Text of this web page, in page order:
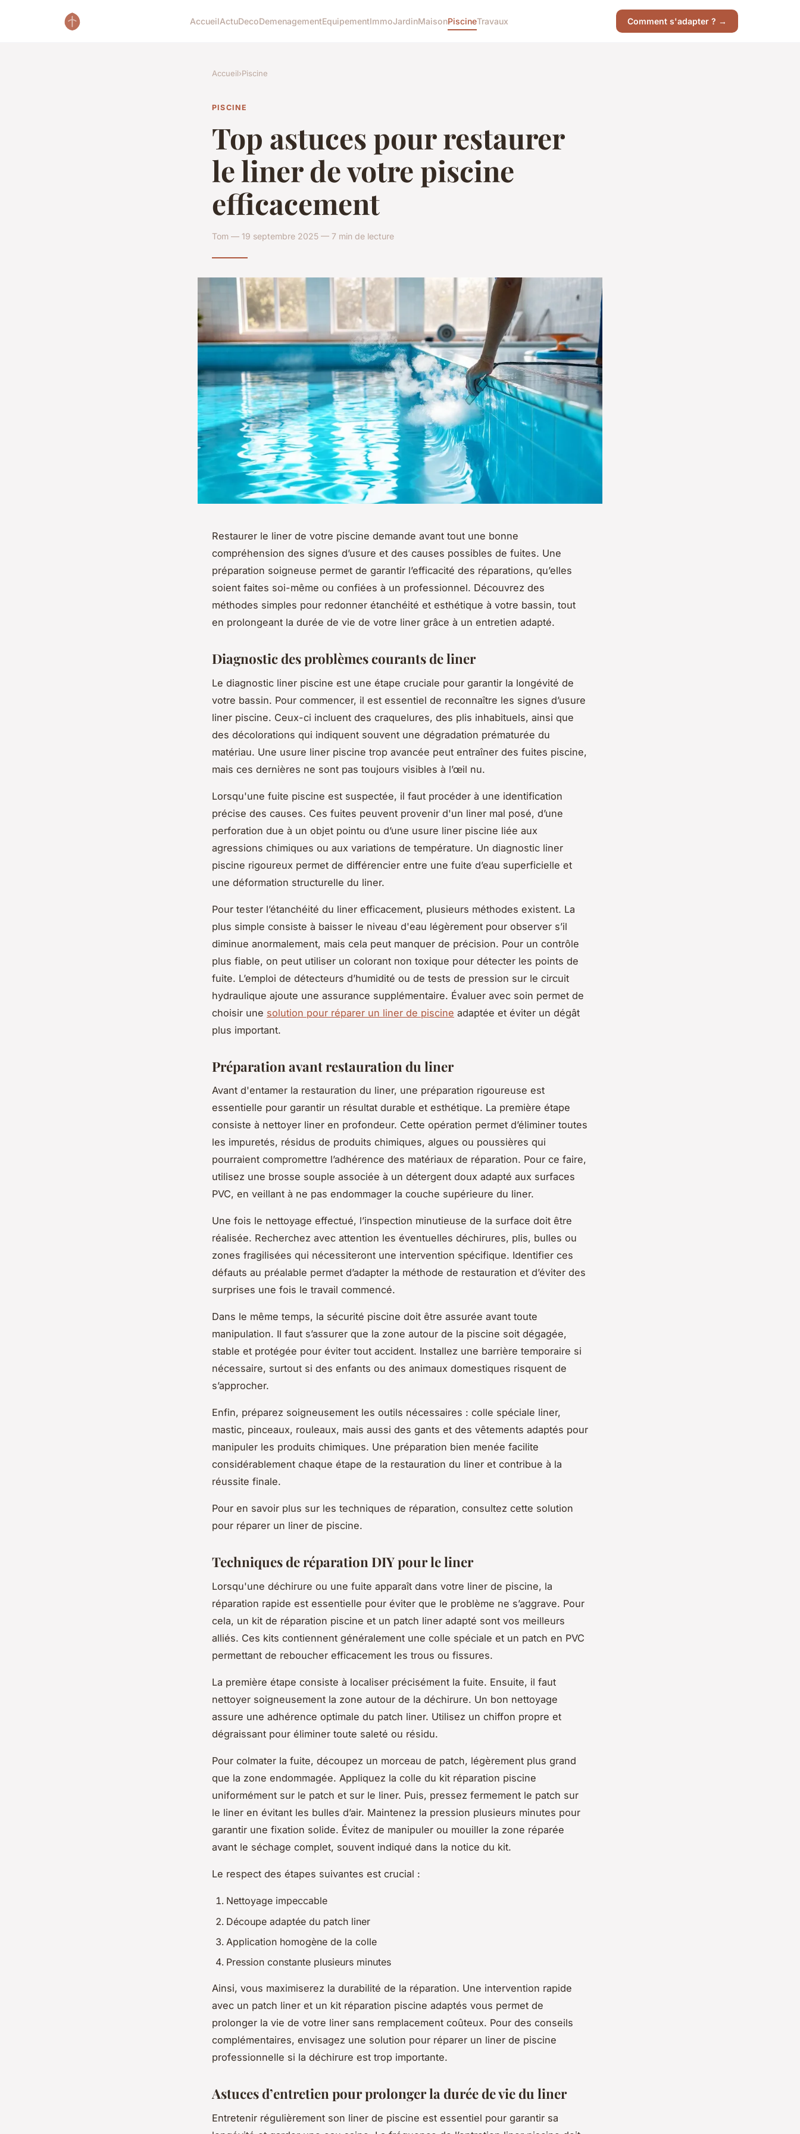
AccueilActuDecoDemenagementEquipementImmoJardinMaisonPiscineTravaux Comment s'adapter ? →
Accueil›Piscine
PISCINE
Top astuces pour restaurer
le liner de votre piscine
efficacement
Tom — 19 septembre 2025 — 7 min de lecture
Restaurer le liner de votre piscine demande avant tout une bonne
compréhension des signes d’usure et des causes possibles de fuites. Une
préparation soigneuse permet de garantir l’efficacité des réparations, qu’elles
soient faites soi-même ou confiées à un professionnel. Découvrez des
méthodes simples pour redonner étanchéité et esthétique à votre bassin, tout
en prolongeant la durée de vie de votre liner grâce à un entretien adapté.
Diagnostic des problèmes courants de liner
Le diagnostic liner piscine est une étape cruciale pour garantir la longévité de
votre bassin. Pour commencer, il est essentiel de reconnaître les signes d’usure
liner piscine. Ceux-ci incluent des craquelures, des plis inhabituels, ainsi que
des décolorations qui indiquent souvent une dégradation prématurée du
matériau. Une usure liner piscine trop avancée peut entraîner des fuites piscine,
mais ces dernières ne sont pas toujours visibles à l’œil nu.
Lorsqu'une fuite piscine est suspectée, il faut procéder à une identification
précise des causes. Ces fuites peuvent provenir d'un liner mal posé, d’une
perforation due à un objet pointu ou d’une usure liner piscine liée aux
agressions chimiques ou aux variations de température. Un diagnostic liner
piscine rigoureux permet de différencier entre une fuite d’eau superficielle et
une déformation structurelle du liner.
Pour tester l’étanchéité du liner efficacement, plusieurs méthodes existent. La
plus simple consiste à baisser le niveau d'eau légèrement pour observer s’il
diminue anormalement, mais cela peut manquer de précision. Pour un contrôle
plus fiable, on peut utiliser un colorant non toxique pour détecter les points de
fuite. L’emploi de détecteurs d’humidité ou de tests de pression sur le circuit
hydraulique ajoute une assurance supplémentaire. Évaluer avec soin permet de
choisir une solution pour réparer un liner de piscine adaptée et éviter un dégât
plus important.
Préparation avant restauration du liner
Avant d'entamer la restauration du liner, une préparation rigoureuse est
essentielle pour garantir un résultat durable et esthétique. La première étape
consiste à nettoyer liner en profondeur. Cette opération permet d’éliminer toutes
les impuretés, résidus de produits chimiques, algues ou poussières qui
pourraient compromettre l’adhérence des matériaux de réparation. Pour ce faire,
utilisez une brosse souple associée à un détergent doux adapté aux surfaces
PVC, en veillant à ne pas endommager la couche supérieure du liner.
Une fois le nettoyage effectué, l’inspection minutieuse de la surface doit être
réalisée. Recherchez avec attention les éventuelles déchirures, plis, bulles ou
zones fragilisées qui nécessiteront une intervention spécifique. Identifier ces
défauts au préalable permet d’adapter la méthode de restauration et d’éviter des
surprises une fois le travail commencé.
Dans le même temps, la sécurité piscine doit être assurée avant toute
manipulation. Il faut s’assurer que la zone autour de la piscine soit dégagée,
stable et protégée pour éviter tout accident. Installez une barrière temporaire si
nécessaire, surtout si des enfants ou des animaux domestiques risquent de
s’approcher.
Enfin, préparez soigneusement les outils nécessaires : colle spéciale liner,
mastic, pinceaux, rouleaux, mais aussi des gants et des vêtements adaptés pour
manipuler les produits chimiques. Une préparation bien menée facilite
considérablement chaque étape de la restauration du liner et contribue à la
réussite finale.
Pour en savoir plus sur les techniques de réparation, consultez cette solution
pour réparer un liner de piscine.
Techniques de réparation DIY pour le liner
Lorsqu'une déchirure ou une fuite apparaît dans votre liner de piscine, la
réparation rapide est essentielle pour éviter que le problème ne s’aggrave. Pour
cela, un kit de réparation piscine et un patch liner adapté sont vos meilleurs
alliés. Ces kits contiennent généralement une colle spéciale et un patch en PVC
permettant de reboucher efficacement les trous ou fissures.
La première étape consiste à localiser précisément la fuite. Ensuite, il faut
nettoyer soigneusement la zone autour de la déchirure. Un bon nettoyage
assure une adhérence optimale du patch liner. Utilisez un chiffon propre et
dégraissant pour éliminer toute saleté ou résidu.
Pour colmater la fuite, découpez un morceau de patch, légèrement plus grand
que la zone endommagée. Appliquez la colle du kit réparation piscine
uniformément sur le patch et sur le liner. Puis, pressez fermement le patch sur
le liner en évitant les bulles d’air. Maintenez la pression plusieurs minutes pour
garantir une fixation solide. Évitez de manipuler ou mouiller la zone réparée
avant le séchage complet, souvent indiqué dans la notice du kit.
Le respect des étapes suivantes est crucial :
Nettoyage impeccable
Découpe adaptée du patch liner
Application homogène de la colle
Pression constante plusieurs minutes
Ainsi, vous maximiserez la durabilité de la réparation. Une intervention rapide
avec un patch liner et un kit réparation piscine adaptés vous permet de
prolonger la vie de votre liner sans remplacement coûteux. Pour des conseils
complémentaires, envisagez une solution pour réparer un liner de piscine
professionnelle si la déchirure est trop importante.
Astuces d’entretien pour prolonger la durée de vie du liner
Entretenir régulièrement son liner de piscine est essentiel pour garantir sa